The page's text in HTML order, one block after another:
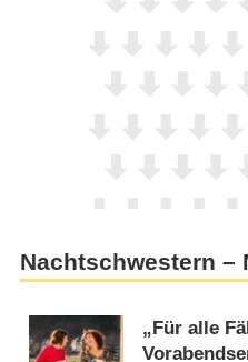
Nachtschwestern –
„Für alle